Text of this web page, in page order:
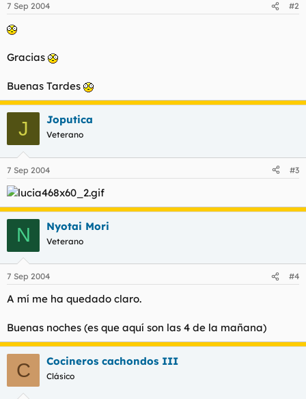
7 Sep 2004 #2
Gracias
Buenas Tardes
J Joputica
Veterano
7 Sep 2004 #3
N Nyotai Mori
Veterano
7 Sep 2004 #4
A mí me ha quedado claro.
Buenas noches (es que aquí son las 4 de la mañana)
C Cocineros cachondos III
Clásico